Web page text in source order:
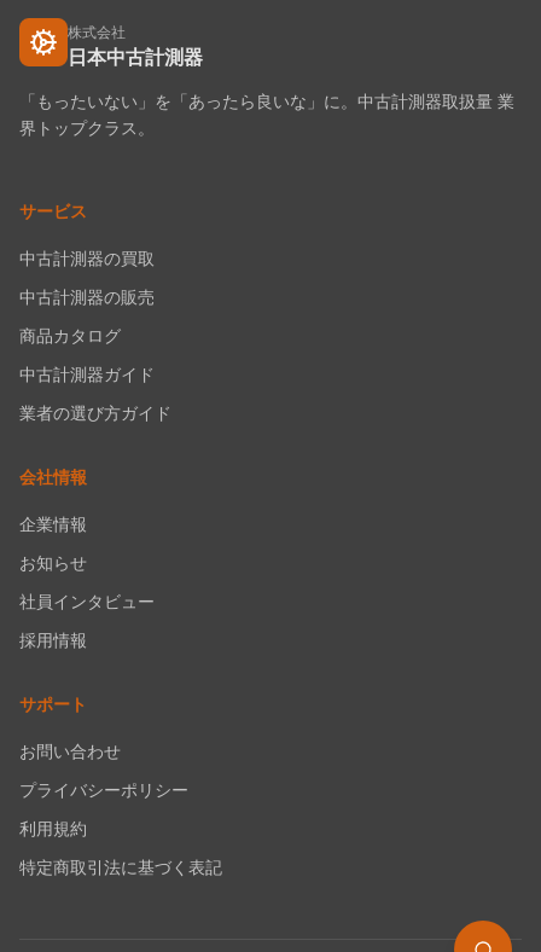
株式会社
日本中古計測器
「もったいない」を「あったら良いな」に。中古計測器取扱量 業
界トップクラス。
サービス
中古計測器の買取
中古計測器の販売
商品カタログ
中古計測器ガイド
業者の選び方ガイド
会社情報
企業情報
お知らせ
社員インタビュー
採用情報
サポート
お問い合わせ
プライバシーポリシー
利用規約
特定商取引法に基づく表記